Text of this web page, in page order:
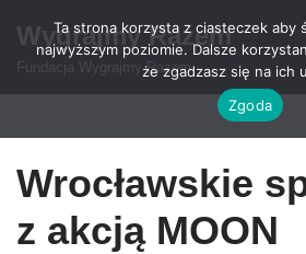
Przejdź
Wygrajmy Razem
Fundacja Wygrajmy Razem
Wrocławskie
z akcją MOON
Ta strona korzysta z ciasteczek aby
najwyższym poziomie. Dalsze
że zgadzasz się na ich
Zgoda